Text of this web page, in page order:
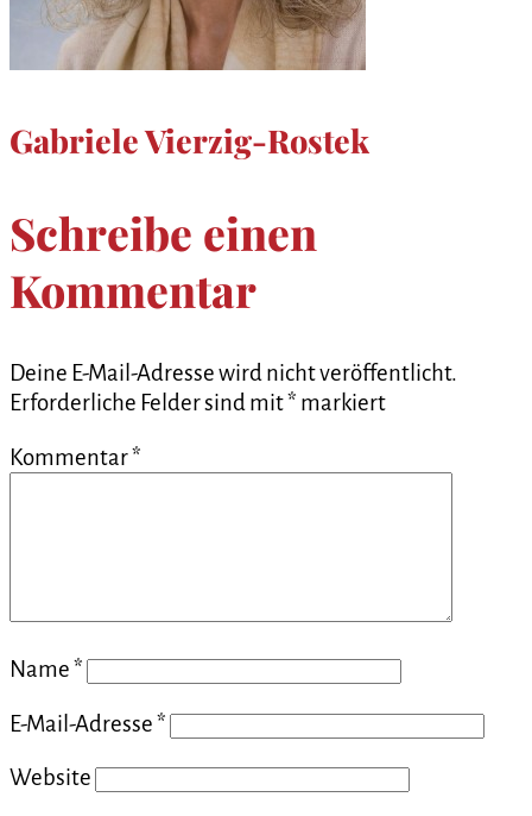
Gabriele Vierzig-Rostek
Schreibe einen
Kommentar
Deine E-Mail-Adresse wird nicht veröffentlicht.
Erforderliche Felder sind mit* markiert
Kommentar*
Name*
E-Mail-Adresse*
Website